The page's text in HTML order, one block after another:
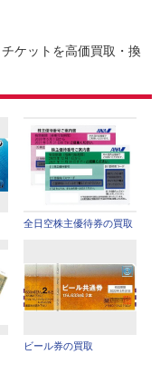
チケットを高価買取・換
全日空株主優待券の買取
ビール券の買取